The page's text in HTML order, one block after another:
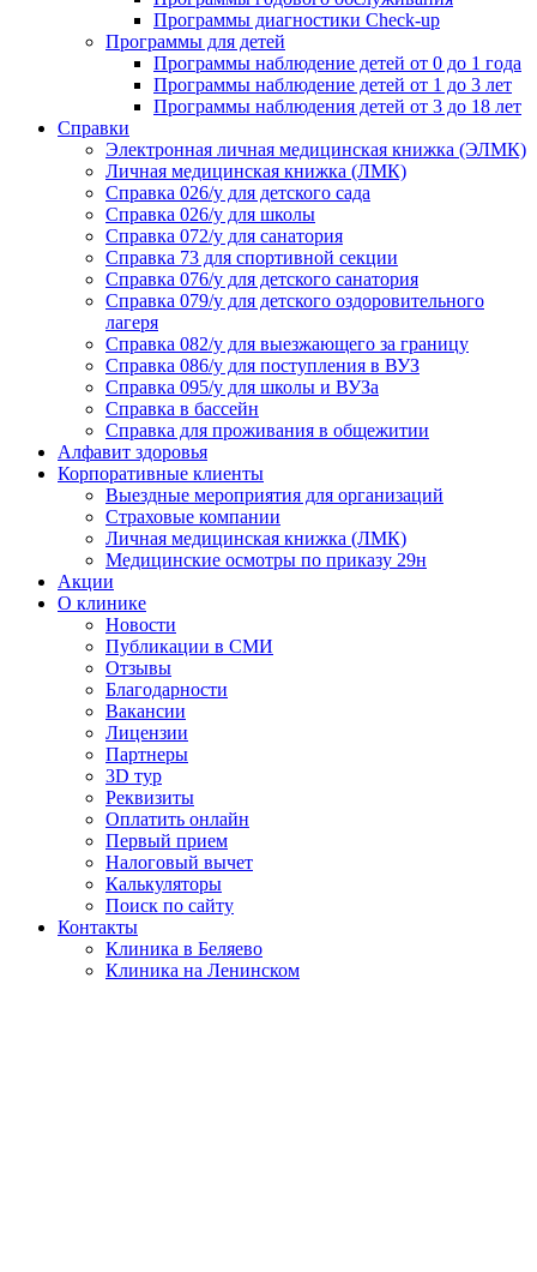
Программы диагностики Check-up
Программы для детей
Программы наблюдение детей от 0 до 1 года
Программы наблюдение детей от 1 до 3 лет
Программы наблюдения детей от 3 до 18 лет
Справки
Электронная личная медицинская книжка (ЭЛМК)
Личная медицинская книжка (ЛМК)
Справка 026/у для детского сада
Справка 026/у для школы
Справка 072/у для санатория
Справка 73 для спортивной секции
Справка 076/у для детского санатория
Справка 079/у для детского оздоровительного
лагеря
Справка 082/у для выезжающего за границу
Справка 086/у для поступления в ВУЗ
Справка 095/у для школы и ВУЗа
Справка в бассейн
Справка для проживания в общежитии
Алфавит здоровья
Корпоративные клиенты
Выездные мероприятия для организаций
Страховые компании
Личная медицинская книжка (ЛМК)
Медицинские осмотры по приказу 29н
Акции
О клинике
Новости
Публикации в СМИ
Отзывы
Благодарности
Вакансии
Лицензии
Партнеры
3D тур
Реквизиты
Оплатить онлайн
Первый прием
Налоговый вычет
Калькуляторы
Поиск по сайту
Контакты
Клиника в Беляево
Клиника на Ленинском